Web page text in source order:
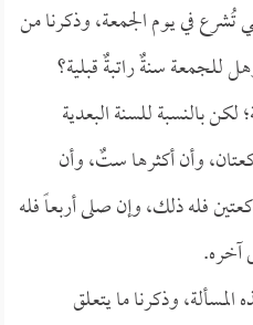
تُشرع في يوم الجمعة، وذكرنا من
للجمعة سنةٌ راتبةٌ قبلية؟
لكن بالنسبة للسنة البعدية
وأن أكثرها ستٌ، وأن
فله ذلك، وإن صلى أربعاً فله
آخره.
المسألة، وذكرنا ما يتعلق